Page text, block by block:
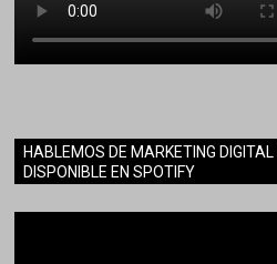
HABLEMOS DE MARKETING
DISPONIBLE EN SPOTIFY